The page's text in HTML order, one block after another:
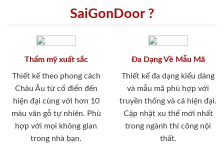
SaiGonDoor ?
Thẩm mỹ xuất sắc
Thiết kế theo phong cách
Châu Âu từ cổ điển đến
hiện đại cùng với hơn 10
màu vân gỗ tự nhiên. Phù
hợp với mọi không gian
trong nhà bạn.
Đa Dạng Về Mẫu Mã
Thiết kế đa dạng kiểu dáng
và mẫu mã phù hợp với
truyền thống và cả hiện đại.
Cập nhật xu thế mới nhất
trong ngành thi công nội
thất.